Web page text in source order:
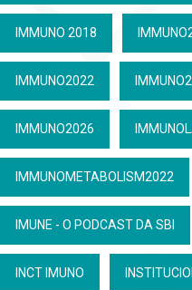
IMMUNO 2018
IMMUNO2022
IMMUNO2026
IMMUNOMETABOLISM2022
IMUNE - O PODCAST DA SBI
INCT IMUNO